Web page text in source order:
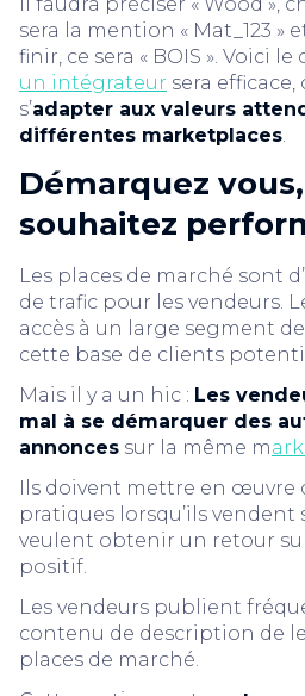
sera la mention « Mat_123 »
finir, ce sera « BOIS ». Voici le
un intégrateur sera
s’adapter aux valeurs
différentes marketplaces.
Démarquez
souhaitez
Les places de marché sont
de trafic pour les vendeurs.
accès à un large segment
cette base de clients
Mais il y a un hic : Les
mal à se démarquer des
annonces sur la même m
Ils doivent mettre en œuvre
pratiques lorsqu’ils vendent
veulent obtenir un retour
positif.
Les vendeurs publient
contenu de description de
places de marché.